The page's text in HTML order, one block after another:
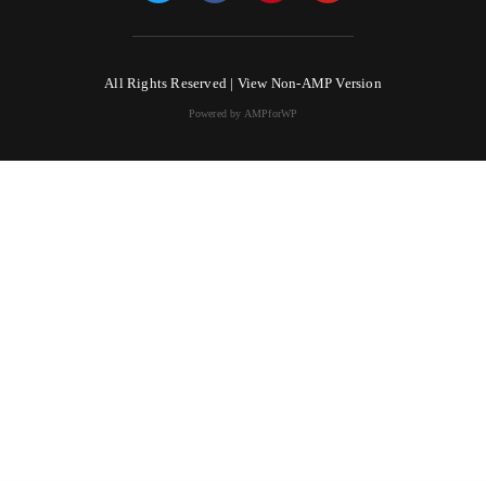
All Rights Reserved | View Non-AMP Version
Powered by AMPforWP